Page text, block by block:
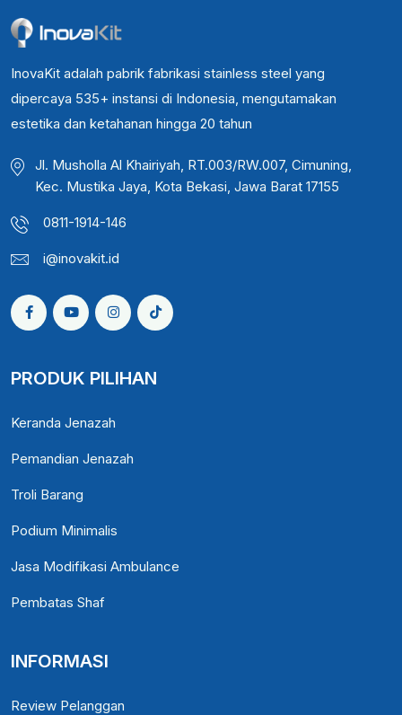
InovaKit adalah pabrik fabrikasi stainless steel yang
dipercaya 535+ instansi di Indonesia, mengutamakan
estetika dan ketahanan hingga 20 tahun
Jl. Musholla Al Khairiyah, RT.003/RW.007, Cimuning,
Kec. Mustika Jaya, Kota Bekasi, Jawa Barat 17155
0811-1914-146
i@inovakit.id
PRODUK PILIHAN
Keranda Jenazah
Pemandian Jenazah
Troli Barang
Podium Minimalis
Jasa Modifikasi Ambulance
Pembatas Shaf
INFORMASI
Review Pelanggan